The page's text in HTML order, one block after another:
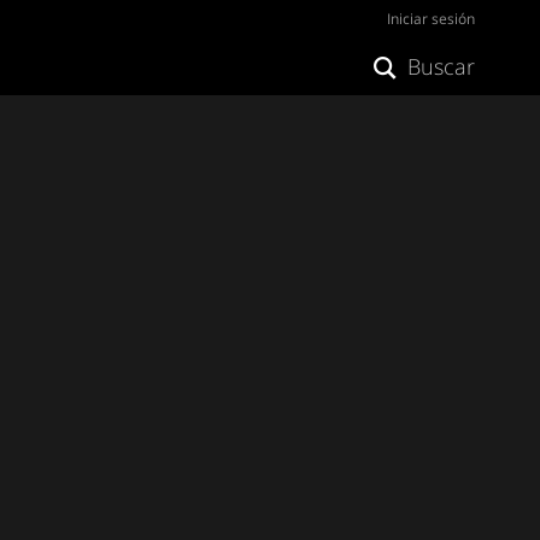
Iniciar sesión
Buscar